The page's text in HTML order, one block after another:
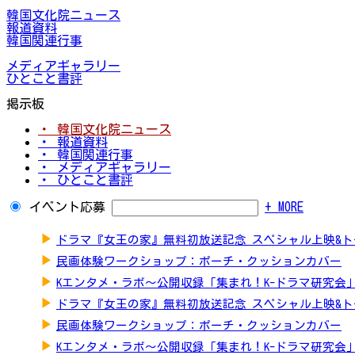
韓国文化院ニュース
報道資料
韓国関連行事
メディアギャラリー
ひとこと書評
掲示板
・ 韓国文化院ニュース
・ 報道資料
・ 韓国関連行事
・ メディアギャラリー
・ ひとこと書評
イベント応募 + MORE
▶ ドラマ『女王の家』無料初放送記念 スペシャル上映&
▶ 民画体験ワークショップ：ポーチ・クッションカバー
▶ Kエンタメ・ラボ～公開収録「集まれ！K-ドラマ研究会」
▶ ドラマ『女王の家』無料初放送記念 スペシャル上映&
▶ 民画体験ワークショップ：ポーチ・クッションカバー
▶ Kエンタメ・ラボ～公開収録「集まれ！K-ドラマ研究会」